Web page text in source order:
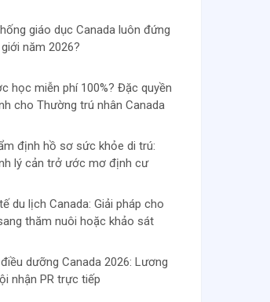
giáo dục Canada luôn đứng
năm 2026?
học miễn phí 100%? Đặc quyền
cho Thường trú nhân Canada
định hồ sơ sức khỏe di trú:
lý cản trở ước mơ định cư
du lịch Canada: Giải pháp cho
thăm nuôi hoặc khảo sát
dưỡng Canada 2026: Lương
nhận PR trực tiếp